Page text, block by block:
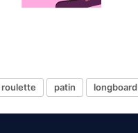
roulette patin longboard